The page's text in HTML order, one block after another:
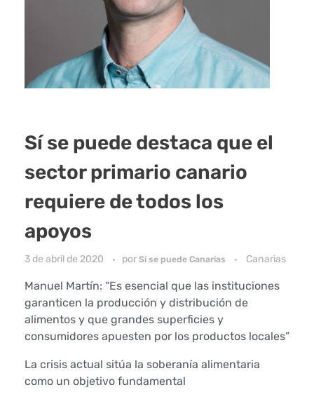
Sí se puede destaca que el
sector primario canario
requiere de todos los
apoyos
3 de abril de 2020 por Sí se puede Canarias Canarias
Manuel Martín: “Es esencial que las instituciones
garanticen la producción y distribución de
alimentos y que grandes superficies y
consumidores apuesten por los productos locales”
La crisis actual sitúa la soberanía alimentaria
como un objetivo fundamental